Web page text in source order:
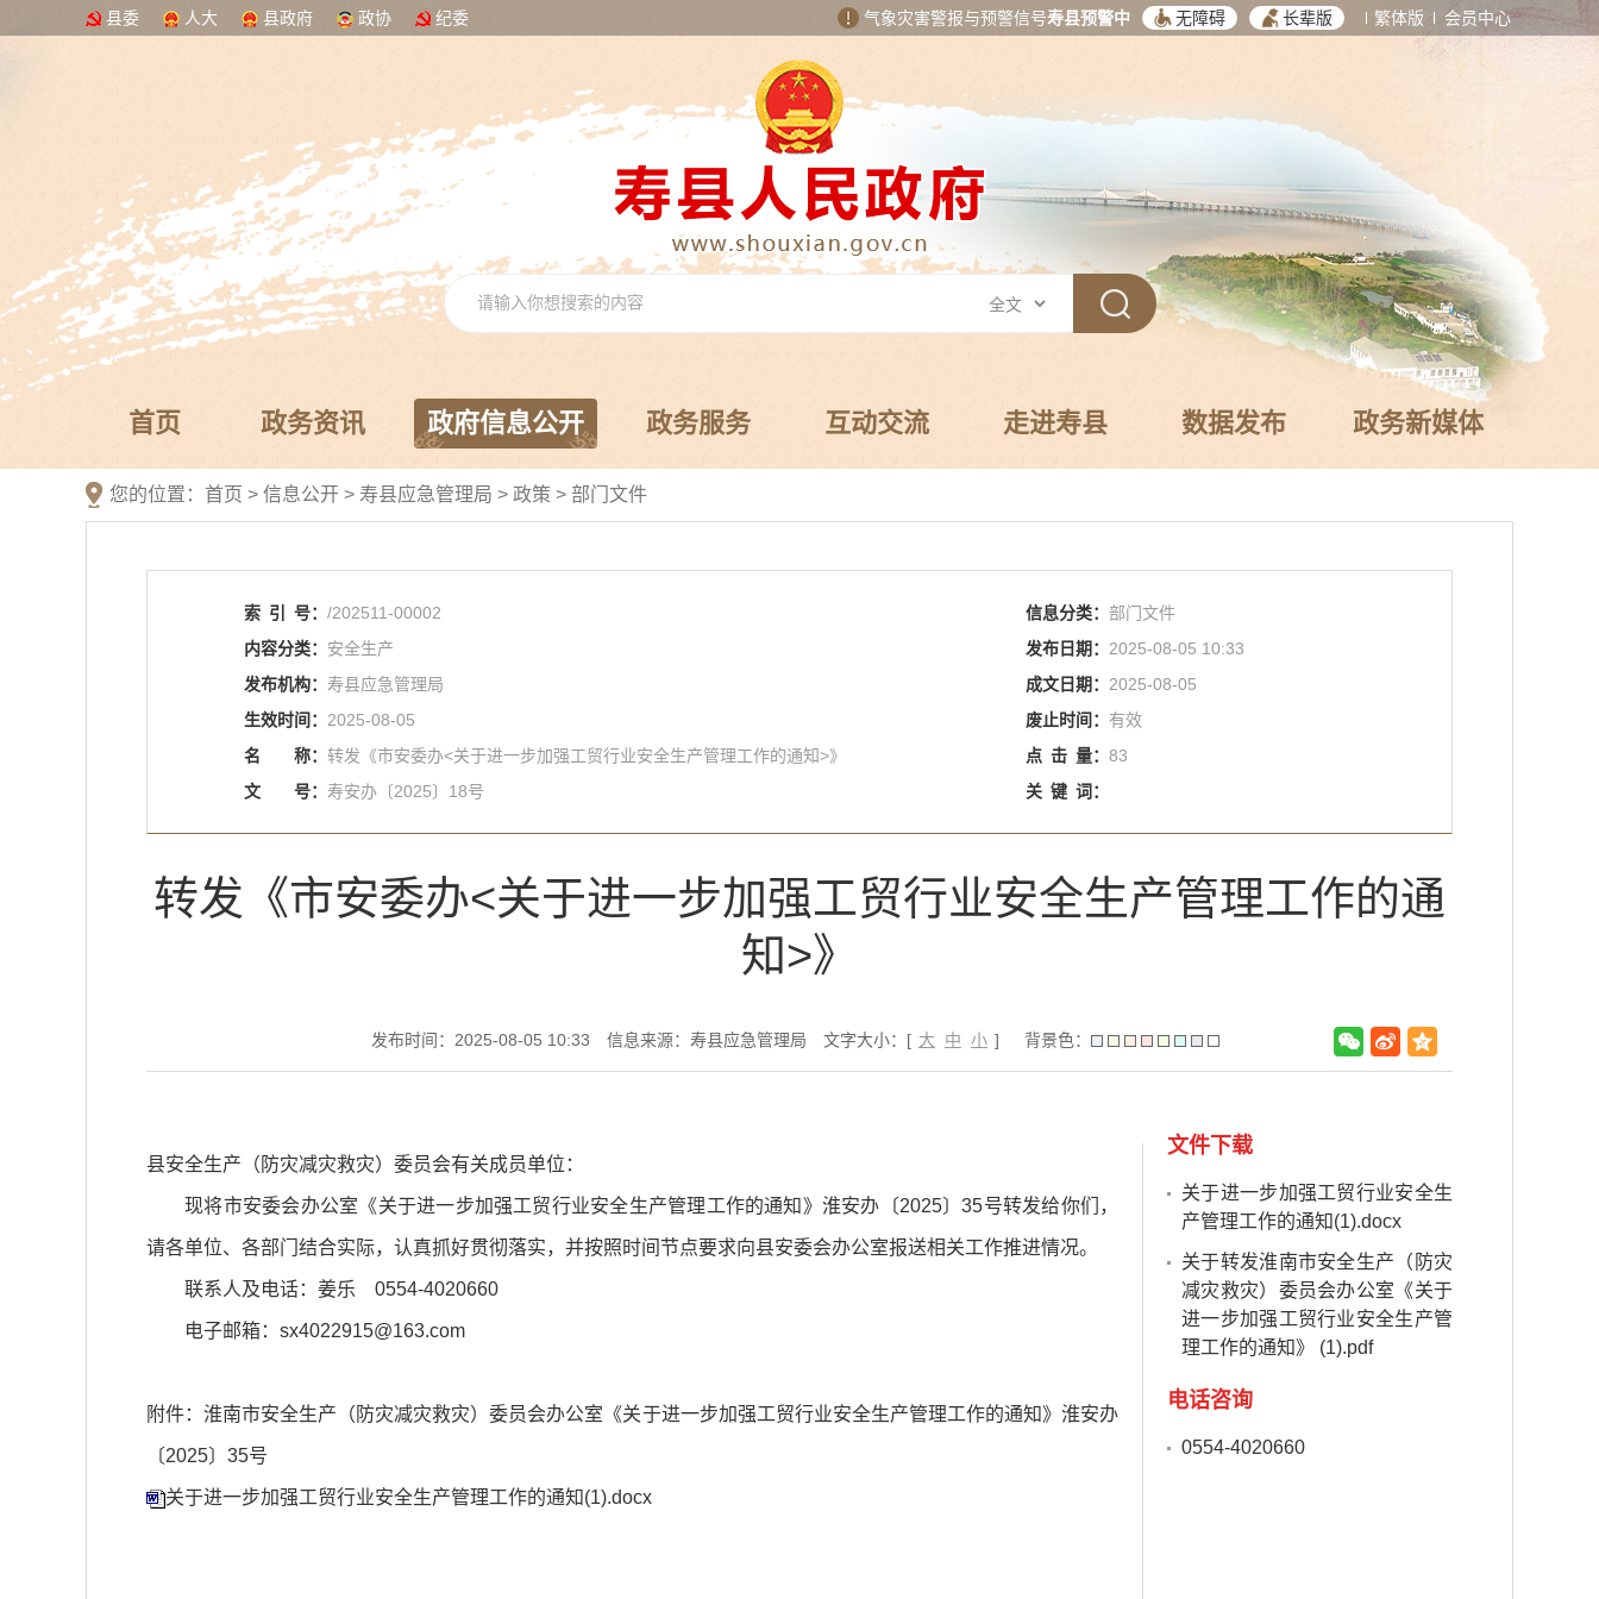
县委 人大 县政府 政协 纪委 气象灾害警报与预警信号寿县预警中 无障碍 长辈版 繁体版 会员中心
首页 政务资讯 政府信息公开 政务服务 互动交流 走进寿县 数据发布 政务新媒体
您的位置： 首页 > 信息公开 > 寿县应急管理局 > 政策 > 部门文件
索 引 号： /202511-00002 信息分类： 部门文件
内容分类： 安全生产 发布日期： 2025-08-05 10:33
发布机构： 寿县应急管理局 成文日期： 2025-08-05
生效时间： 2025-08-05 废止时间： 有效
名
称： 转发《市安委办<关于进一步加强工贸行业安全生产管理工作的通知>》 点 击 量： 83
文
号： 寿安办〔2025〕18号 关 键 词：
转发《市安委办<关于进一步加强工贸行业安全生产管理工作的通
知>》
发布时间：2025-08-05 10:33 信息来源：寿县应急管理局 文字大小：[ 大 中 小 ] 背景色：
县安全生产（防灾减灾救灾）委员会有关成员单位：
现将市安委会办公室《关于进一步加强工贸行业安全生产管理工作的通知》淮安办〔2025〕35号转发给你们，
请各单位、各部门结合实际，认真抓好贯彻落实，并按照时间节点要求向县安委会办公室报送相关工作推进情况。
联系人及电话：姜乐 0554-4020660
电子邮箱：sx4022915@163.com
附件：淮南市安全生产（防灾减灾救灾）委员会办公室《关于进一步加强工贸行业安全生产管理工作的通知》淮安办
〔2025〕35号
关于进一步加强工贸行业安全生产管理工作的通知(1).docx
文件下载
关于进一步加强工贸行业安全生
产管理工作的通知(1).docx
关于转发淮南市安全生产（防灾
减灾救灾）委员会办公室《关于
进一步加强工贸行业安全生产管
理工作的通知》 (1).pdf
电话咨询
0554-4020660